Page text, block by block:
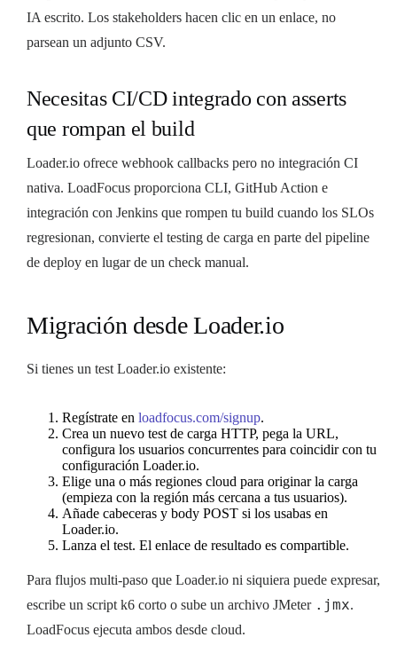
IA escrito. Los stakeholders hacen clic en un enlace, no
parsean un adjunto CSV.
Necesitas CI/CD integrado con asserts
que rompan el build
Loader.io ofrece webhook callbacks pero no integración CI
nativa. LoadFocus proporciona CLI, GitHub Action e
integración con Jenkins que rompen tu build cuando los SLOs
regresionan, convierte el testing de carga en parte del pipeline
de deploy en lugar de un check manual.
Migración desde Loader.io
Si tienes un test Loader.io existente:
Regístrate en loadfocus.com/signup.
Crea un nuevo test de carga HTTP, pega la URL,
configura los usuarios concurrentes para coincidir con tu
configuración Loader.io.
Elige una o más regiones cloud para originar la carga
(empieza con la región más cercana a tus usuarios).
Añade cabeceras y body POST si los usabas en
Loader.io.
Lanza el test. El enlace de resultado es compartible.
Para flujos multi-paso que Loader.io ni siquiera puede expresar,
escribe un script k6 corto o sube un archivo JMeter .jmx.
LoadFocus ejecuta ambos desde cloud.